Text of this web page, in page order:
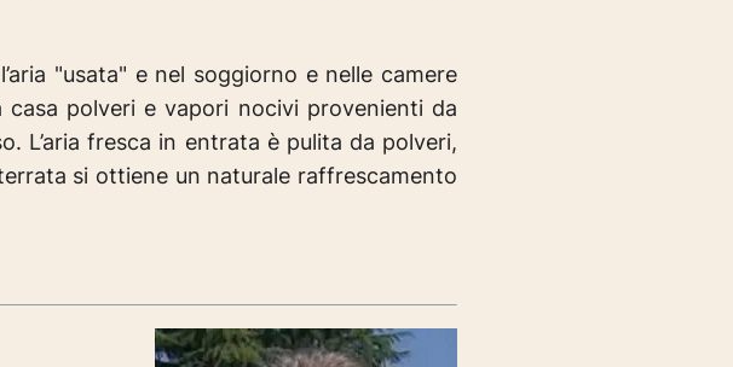
"usata" e nel soggiorno e nelle camere
casa polveri e vapori nocivi provenienti da
L’aria fresca in entrata è pulita da polveri,
si ottiene un naturale raffrescamento